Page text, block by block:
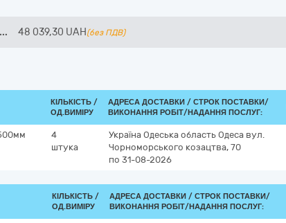
... 48 039,30 UAH (без ПДВ)
КІЛЬКІСТЬ /
ОД.ВИМІРУ
АДРЕСА ДОСТАВКИ / СТРОК ПОСТАВКИ/
ВИКОНАННЯ РОБІТ/НАДАННЯ ПОСЛУГ:
4
штука
Україна Одеська область Одеса вул.
Чорноморського козацтва, 70
по 31-08-2026
КІЛЬКІСТЬ /
ОД.ВИМІРУ
АДРЕСА ДОСТАВКИ / СТРОК ПОСТАВКИ/
ВИКОНАННЯ РОБІТ/НАДАННЯ ПОСЛУГ: